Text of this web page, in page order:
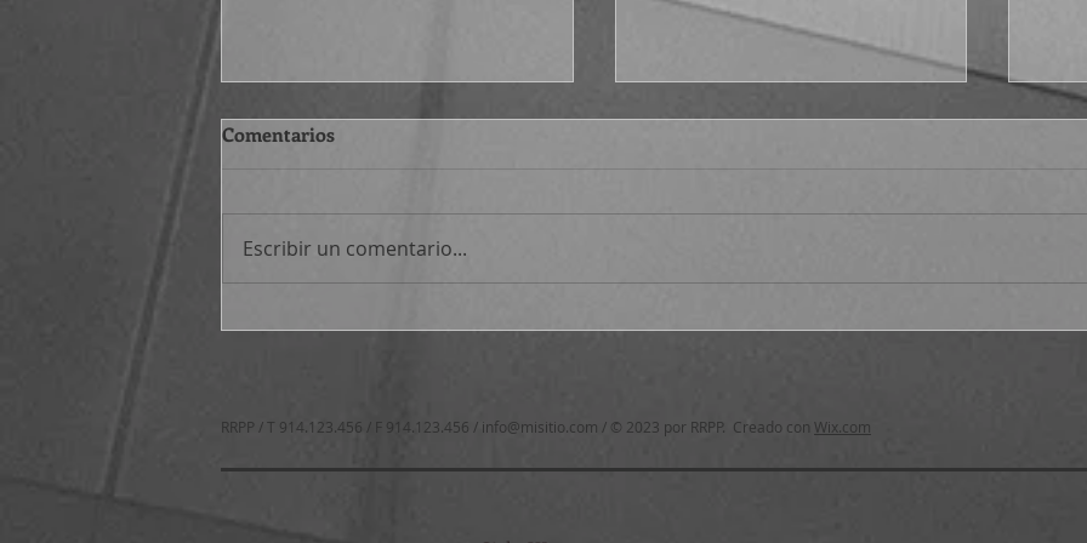
¿Por qué no Platón en el s.
Comentarios
Escribir un comentario...
RRPP / T 914.123.456 / F 914.123.456 / info@misitio.com / © 2023 por RRPP. Creado con Wix.com